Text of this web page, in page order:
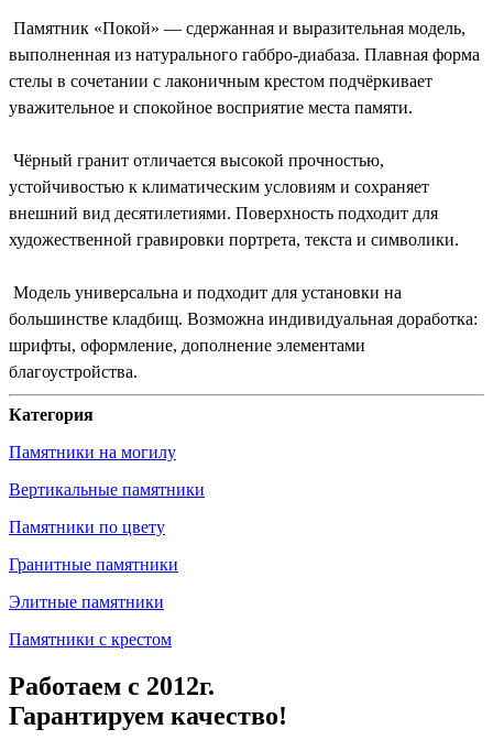
Памятник «Покой» — сдержанная и выразительная модель,
выполненная из натурального габбро-диабаза. Плавная форма
стелы в сочетании с лаконичным крестом подчёркивает
уважительное и спокойное восприятие места памяти.
Чёрный гранит отличается высокой прочностью,
устойчивостью к климатическим условиям и сохраняет
внешний вид десятилетиями. Поверхность подходит для
художественной гравировки портрета, текста и символики.
Модель универсальна и подходит для установки на
большинстве кладбищ. Возможна индивидуальная доработка:
шрифты, оформление, дополнение элементами
благоустройства.
Категория
Памятники на могилу
Вертикальные памятники
Памятники по цвету
Гранитные памятники
Элитные памятники
Памятники с крестом
Работаем с 2012г.
Гарантируем качество!